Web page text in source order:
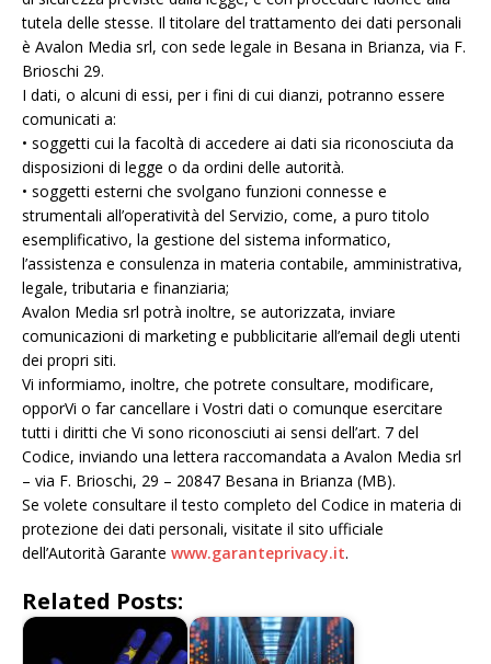
tutela delle stesse. Il titolare del trattamento dei dati personali
è Avalon Media srl, con sede legale in Besana in Brianza, via F.
Brioschi 29.
I dati, o alcuni di essi, per i fini di cui dianzi, potranno essere
comunicati a:
• soggetti cui la facoltà di accedere ai dati sia riconosciuta da
disposizioni di legge o da ordini delle autorità.
• soggetti esterni che svolgano funzioni connesse e
strumentali all’operatività del Servizio, come, a puro titolo
esemplificativo, la gestione del sistema informatico,
l’assistenza e consulenza in materia contabile, amministrativa,
legale, tributaria e finanziaria;
Avalon Media srl potrà inoltre, se autorizzata, inviare
comunicazioni di marketing e pubblicitarie all’email degli utenti
dei propri siti.
Vi informiamo, inoltre, che potrete consultare, modificare,
opporVi o far cancellare i Vostri dati o comunque esercitare
tutti i diritti che Vi sono riconosciuti ai sensi dell’art. 7 del
Codice, inviando una lettera raccomandata a Avalon Media srl
– via F. Brioschi, 29 – 20847 Besana in Brianza (MB).
Se volete consultare il testo completo del Codice in materia di
protezione dei dati personali, visitate il sito ufficiale
dell’Autorità Garante www.garanteprivacy.it.
Related Posts: